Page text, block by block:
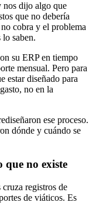
nos dijo algo que
que no debería
cobra y el problema
saben.
su ERP en tiempo
mensual. Pero para
estar diseñado para
no en la
ese proceso.
dónde y cuándo se
que no existe
registros de
de viáticos. Es